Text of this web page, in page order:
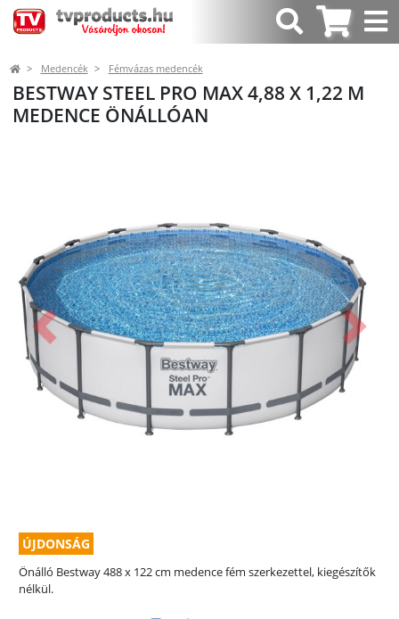
Medencék Fémvázas medencék
BESTWAY STEEL PRO MAX 4,88 X 1,22 M
MEDENCE ÖNÁLLÓAN
Előző
ÚJDONSÁG
Önálló Bestway 488 x 122 cm medence fém szerkezettel, kiegészítők
nélkül.